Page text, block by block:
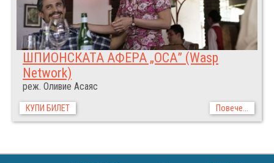
КУПИ БИЛЕТ Повече...
ШПИОНСКАТА АФЕРА „ОСА” (Wasp
Network)
реж. Оливие Асаяс